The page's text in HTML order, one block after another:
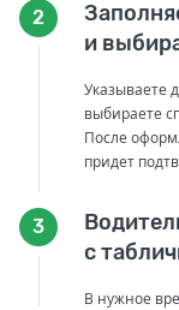
2
и
Указываете
выбираете
После
придет
3
с
В нужное